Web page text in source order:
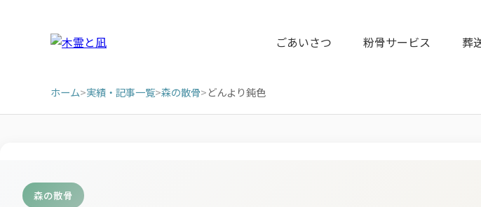
ごあいさつ 粉骨サービス 葬
ホーム>実績・記事一覧>森の散骨>どんより鈍色
森の散骨